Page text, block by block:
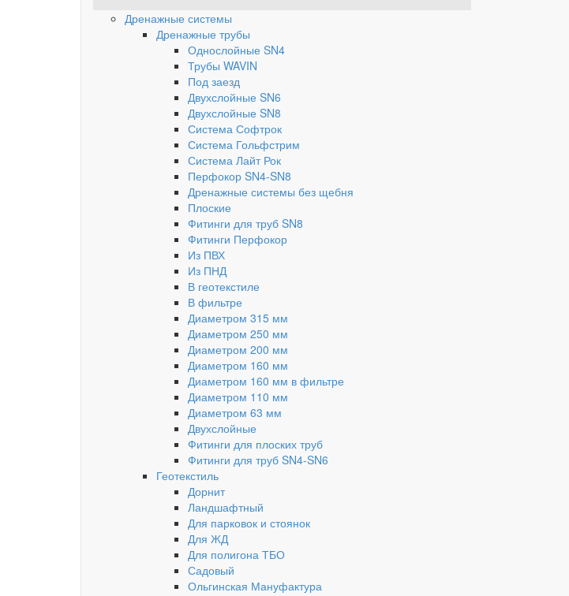
Дренажные системы
Дренажные трубы
Однослойные SN4
Трубы WAVIN
Под заезд
Двухслойные SN6
Двухслойные SN8
Система Софтрок
Система Гольфстрим
Система Лайт Рок
Перфокор SN4-SN8
Дренажные системы без щебня
Плоские
Фитинги для труб SN8
Фитинги Перфокор
Из ПВХ
Из ПНД
В геотекстиле
В фильтре
Диаметром 315 мм
Диаметром 250 мм
Диаметром 200 мм
Диаметром 160 мм
Диаметром 160 мм в фильтре
Диаметром 110 мм
Диаметром 63 мм
Двухслойные
Фитинги для плоских труб
Фитинги для труб SN4-SN6
Геотекстиль
Дорнит
Ландшафтный
Для парковок и стоянок
Для ЖД
Для полигона ТБО
Садовый
Ольгинская Мануфактура